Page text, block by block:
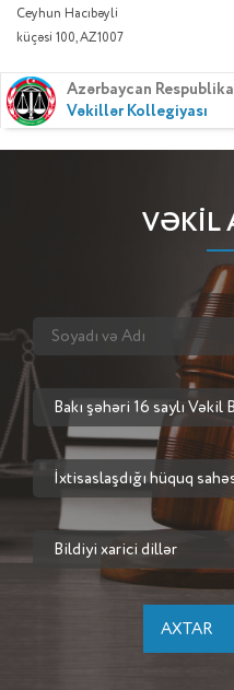
Ceyhun Hacıbəyli
küçəsi 100, AZ1007
Azərbaycan
Vəkillər Kollegiyası
VƏKİL